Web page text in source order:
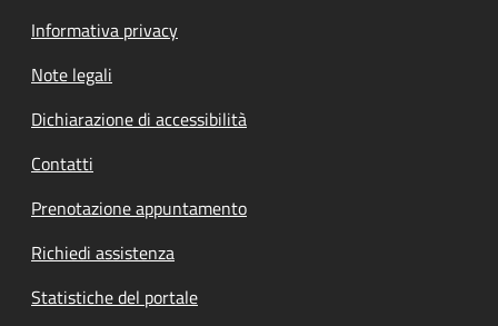
Informativa privacy
Note legali
Dichiarazione di accessibilità
Contatti
Prenotazione appuntamento
Richiedi assistenza
Statistiche del portale